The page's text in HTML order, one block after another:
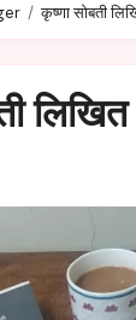
कृष्णा सोबती
लिखित